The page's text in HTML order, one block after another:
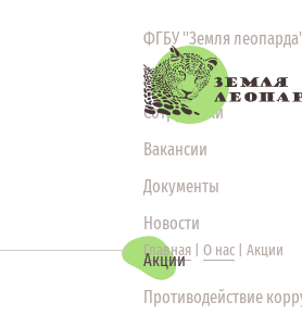
Главная О нас Акции
ФГБУ "Земля
Структура
Сотрудники
Вакансии
Документы
Новости
Акции
Противодействие